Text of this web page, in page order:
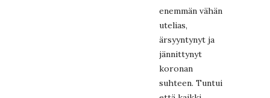
enemmän vähän
utelias,
ärsyyntynyt ja
jännittynyt
koronan
suhteen. Tuntui